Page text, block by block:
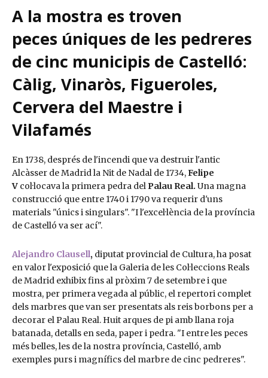
A la mostra es troven
peces úniques de les pedreres
de cinc municipis de Castelló:
Càlig, Vinaròs, Figueroles,
Cervera del Maestre i
Vilafamés
En 1738, després de l'incendi que va destruir l'antic
Alcàsser de Madrid la Nit de Nadal de 1734,Felipe
V col·locava la primera pedra del Palau Real. Una magna
construcció que entre 1740 i 1790 va requerir d'uns
materials "únics i singulars". "I l'excel·lència de la província
de Castelló va ser ací".
Alejandro Clausell, diputat provincial de Cultura, ha posat
en valor l'exposició que la Galeria de les Col·leccions Reals
de Madrid exhibix fins al pròxim 7 de setembre i que
mostra, per primera vegada al públic, el repertori complet
dels marbres que van ser presentats als reis borbons per a
decorar el Palau Real. Huit arques de pi amb llana roja
batanada, detalls en seda, paper i pedra. "I entre les peces
més belles, les de la nostra província, Castelló, amb
exemples purs i magnífics del marbre de cinc pedreres".